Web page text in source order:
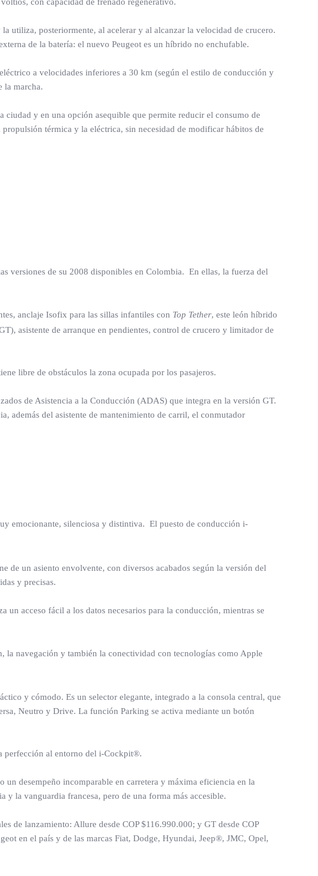
utiliza, posteriormente, al acelerar y al alcanzar la velocidad de crucero.
de la batería: el nuevo Peugeot es un híbrido no enchufable.
a velocidades inferiores a 30 km (según el estilo de conducción y
la marcha.
y en una opción asequible que permite reducir el consumo de
térmica y la eléctrica, sin necesidad de modificar hábitos de
versiones de su 2008 disponibles en Colombia. En ellas, la fuerza del
anclaje Isofix para las sillas infantiles con Top Tether, este león híbrido
asistente de arranque en pendientes, control de crucero y limitador de
libre de obstáculos la zona ocupada por los pasajeros.
de Asistencia a la Conducción (ADAS) que integra en la versión GT.
además del asistente de mantenimiento de carril, el conmutador
emocionante, silenciosa y distintiva. El puesto de conducción i-
un asiento envolvente, con diversos acabados según la versión del
y precisas.
acceso fácil a los datos necesarios para la conducción, mientras se
la navegación y también la conectividad con tecnologías como Apple
y cómodo. Es un selector elegante, integrado a la consola central, que
Neutro y Drive. La función Parking se activa mediante un botón
perfección al entorno del i-Cockpit®.
desempeño incomparable en carretera y máxima eficiencia en la
la vanguardia francesa, pero de una forma más accesible.
de lanzamiento: Allure desde COP $116.990.000; y GT desde COP
en el país y de las marcas Fiat, Dodge, Hyundai, Jeep®, JMC, Opel,